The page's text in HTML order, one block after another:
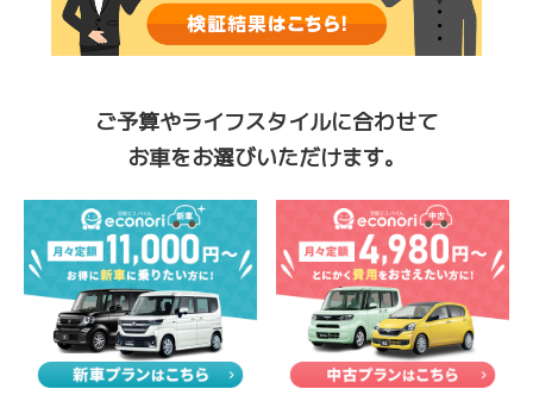
ご予算やライフスタイルに合わせて
お車をお選びいただけます。